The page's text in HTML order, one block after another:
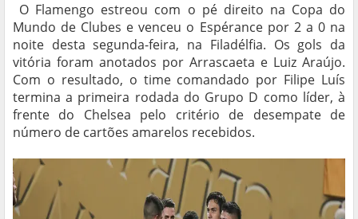
O Flamengo estreou com o pé direito na Copa do
Mundo de Clubes e venceu o Espérance por 2 a 0 na
noite desta segunda-feira, na Filadélfia. Os gols da
vitória foram anotados por Arrascaeta e Luiz Araújo.
Com o resultado, o time comandado por Filipe Luís
termina a primeira rodada do Grupo D como líder, à
frente do Chelsea pelo critério de desempate de
número de cartões amarelos recebidos.